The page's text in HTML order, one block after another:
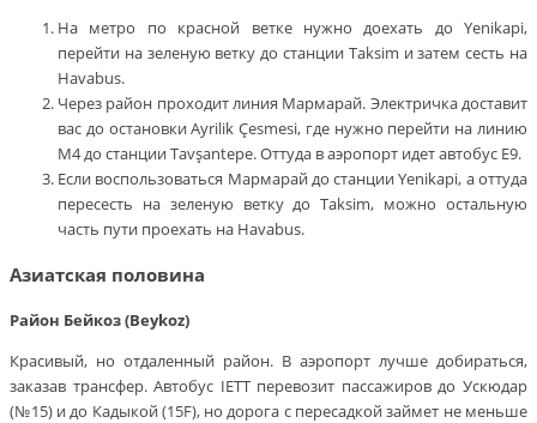
На метро по красной ветке нужно доехать до Yenikapi,
перейти на зеленую ветку до станции Taksim и затем сесть на
Havabus.
Через район проходит линия Мармарай. Электричка доставит
вас до остановки Ayrilik Çesmesi, где нужно перейти на линию
М4 до станции Tavşantepe. Оттуда в аэропорт идет автобус Е9.
Если воспользоваться Мармарай до станции Yenikapi, а оттуда
пересесть на зеленую ветку до Taksim, можно остальную
часть пути проехать на Havabus.
Азиатская половина
Район Бейкоз (Beykoz)
Красивый, но отдаленный район. В аэропорт лучше добираться,
заказав трансфер. Автобус IETT перевозит пассажиров до Ускюдар
(№15) и до Кадыкой (15F), но дорога с пересадкой займет не меньше